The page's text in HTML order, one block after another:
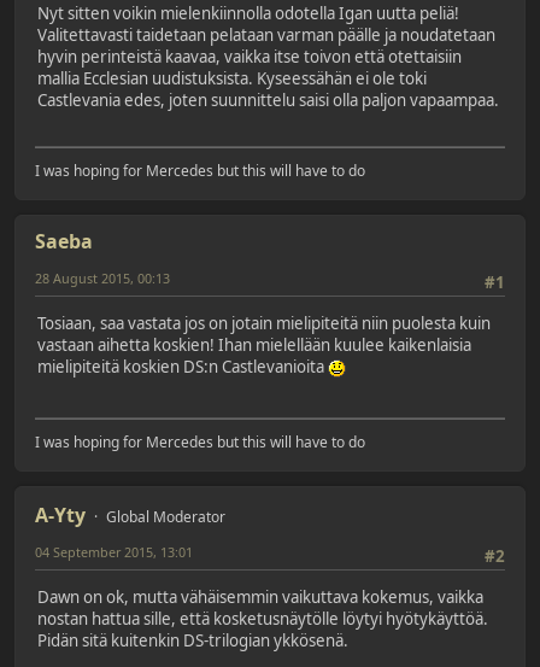
Nyt sitten voikin mielenkiinnolla odotella Igan uutta peliä!
Valitettavasti taidetaan pelataan varman päälle ja noudatetaan
hyvin perinteistä kaavaa, vaikka itse toivon että otettaisiin
mallia Ecclesian uudistuksista. Kyseessähän ei ole toki
Castlevania edes, joten suunnittelu saisi olla paljon vapaampaa.
I was hoping for Mercedes but this will have to do
Saeba
#1
28 August 2015, 00:13
Tosiaan, saa vastata jos on jotain mielipiteitä niin puolesta kuin
vastaan aihetta koskien! Ihan mielellään kuulee kaikenlaisia
mielipiteitä koskien DS:n Castlevanioita
I was hoping for Mercedes but this will have to do
A-Yty Global Moderator
#2
04 September 2015, 13:01
Dawn on ok, mutta vähäisemmin vaikuttava kokemus, vaikka
nostan hattua sille, että kosketusnäytölle löytyi hyötykäyttöä.
Pidän sitä kuitenkin DS-trilogian ykkösenä.